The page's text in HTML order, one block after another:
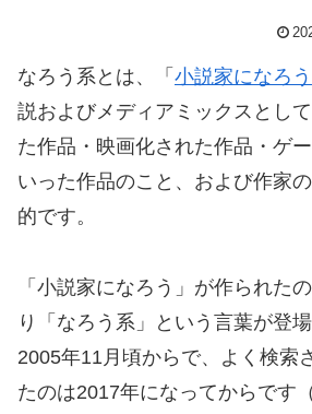
なろう系とは、「 小説家になろう
説およびメディアミックスとし
た作品・映画化された作品・ゲ
いった作品のこと、および作家
的です。
「小説家になろう」が作られた
り「なろう系」という言葉が登
2005年11月頃からで、よく検索
たのは2017年になってからです（